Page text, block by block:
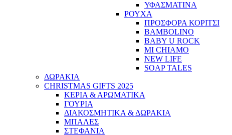
ΥΦΑΣΜΑΤΙΝΑ
ΡΟΥΧΑ
ΠΡΟΣΦΟΡΑ ΚΟΡΙΤΣΙ
BAMBOLINO
BABY U ROCK
MI CHIAMO
NEW LIFE
SOAP TALES
ΔΩΡΑΚΙΑ
CHRISTMAS GIFTS 2025
ΚΕΡΙΑ & ΑΡΩΜΑΤΙΚΑ
ΓΟΥΡΙΑ
ΔΙΑΚΟΣΜΗΤΙΚΑ & ΔΩΡΑΚΙΑ
ΜΠΑΛΕΣ
ΣΤΕΦΑΝΙΑ